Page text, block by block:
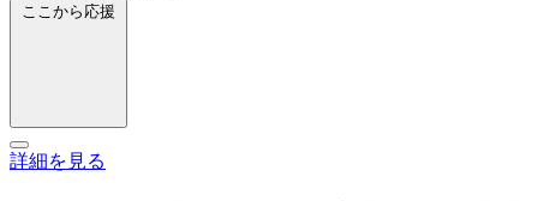
ここから応援
詳細を見る